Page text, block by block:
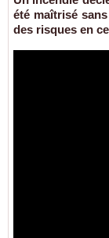
été maîtrisé
des risques en